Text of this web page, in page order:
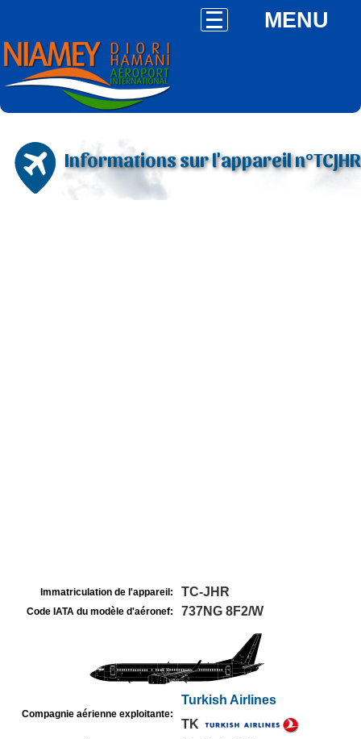
MENU
Informations sur l'appareil n°TCJHR
Immatriculation de l'appareil: TC-JHR
Code IATA du modèle d'aéronef: 737NG 8F2/W
Compagnie aérienne exploitante:
Turkish Airlines
TK